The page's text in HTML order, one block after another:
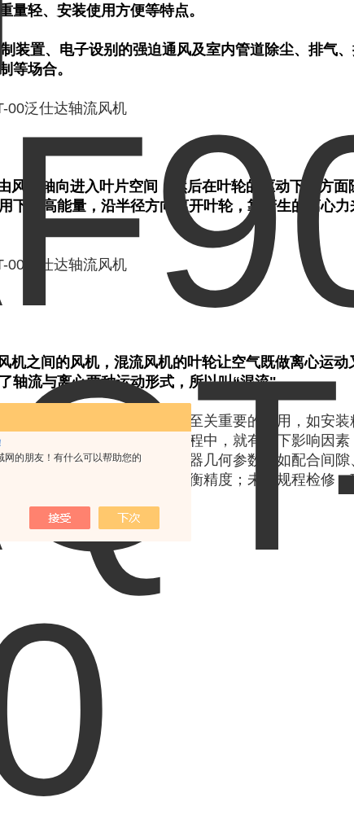
网的朋友！有什么可以帮助您的
量轻、安装使用方便等特点。
装置、电子设别的强迫通风及室内管道除尘、排气
等场合。
风机轴向进入叶片空间，然后在叶轮的驱动下一方面
下提高能量，沿半径方向离开叶轮，靠产生的离心
机之间的风机，混流风机的叶轮让空气既做离心运动
轴流与离心两种运动形式，所以叫“混流"。
装精度要求对风机运转起着至关重要的作用，如安装
着破坏作用。在风机安装过程中，就有如下影响因
负荷大；轴系对中不良；机器几何参数（如配合间隙
长期放置不当，改变了动平衡精度；未按规程检修，